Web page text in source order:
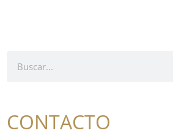
CONTACTO